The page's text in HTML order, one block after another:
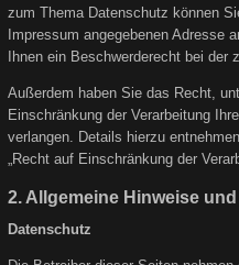
zum Thema Datenschutz können
Impressum angegebenen Adresse
Ihnen ein Beschwerderecht bei der
Außerdem haben Sie das Recht,
Einschränkung der Verarbeitung
verlangen. Details hierzu
„Recht auf Einschränkung der
2. Allgemeine Hinweise
Datenschutz